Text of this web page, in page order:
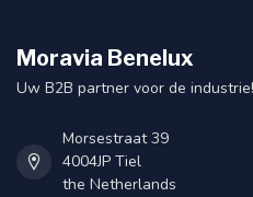
Moravia Benelux
Uw B2B partner voor de industrie!
Morsestraat 39
4004JP Tiel
the Netherlands